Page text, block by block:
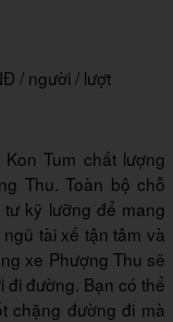
/ người / lượt
Tum chất lượng
Thu. Toàn bộ chỗ
kỹ lưỡng để mang
tài xế tận tâm và
xe Phượng Thu sẽ
đường. Bạn có thể
chặng đường đi mà